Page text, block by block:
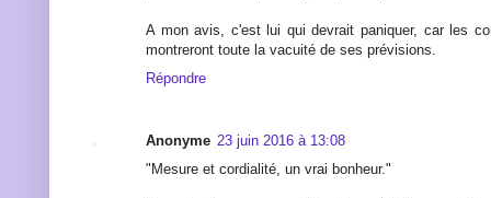
A mon avis, c'est lui qui devrait paniquer, car les
montreront toute la vacuité de ses prévisions.
Répondre
Anonyme 23 juin 2016 à 13:08
"Mesure et cordialité, un vrai bonheur."